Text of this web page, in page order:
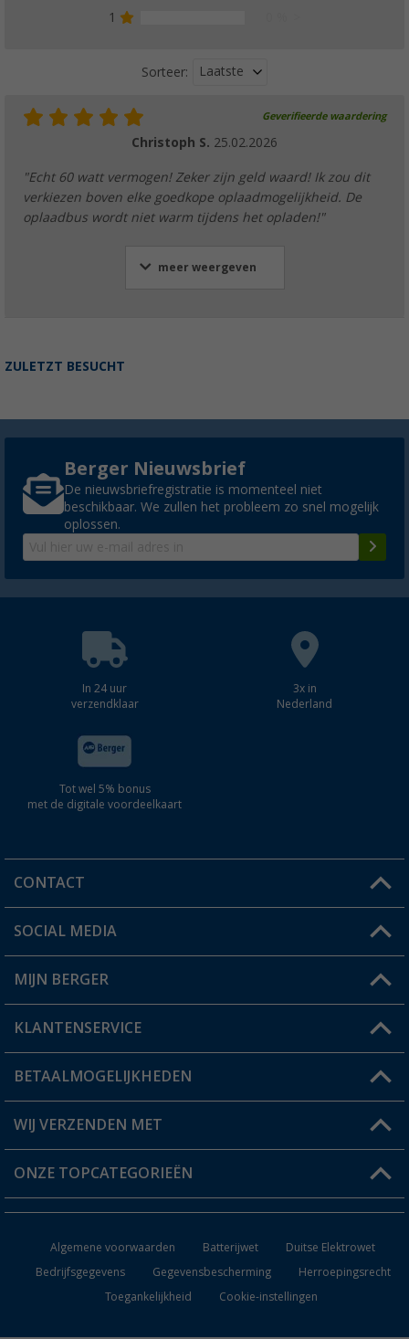
1
Sorteer: Laatste
Geverifieerde waardering
Christoph S. 25.02.2026
"Echt 60 watt vermogen! Zeker zijn geld waard! Ik zou dit
verkiezen boven elke goedkope oplaadmogelijkheid. De
oplaadbus wordt niet warm tijdens het opladen!"
meer weergeven
ZULETZT BESUCHT
Berger Nieuwsbrief
De nieuwsbriefregistratie is momenteel niet
beschikbaar. We zullen het probleem zo snel mogelijk
oplossen.
In 24 uur
verzendklaar
3x in
Nederland
Tot wel 5% bonus
met de digitale voordeelkaart
CONTACT
Een vraag?
Winkel vinden
SOCIAL MEDIA
MIJN BERGER
Mijn account
Status bestelling
Verlanglijstje
KLANTENSERVICE
FAQ & Contact
Verzendinformatie
Catalogus
BETAALMOGELIJKHEDEN
WIJ VERZENDEN MET
ONZE TOPCATEGORIEËN
Keukenaccessoires
Campingmeubilair
Algemene voorwaarden Batterijwet
Duitse Elektrowet
Bedrijfsgegevens
Gegevensbescherming
Herroepingsrecht
Toegankelijkheid
Cookie-instellingen